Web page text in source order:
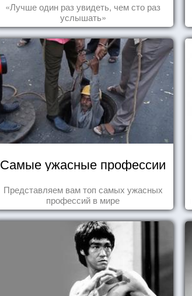
«Лучше один раз увидеть, чем сто раз
услышать»
Самые ужасные профессии
Представляем вам топ самых ужасных
профессий в мире